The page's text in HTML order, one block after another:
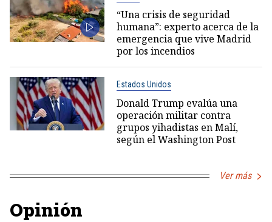
“Una crisis de seguridad
humana”: experto acerca de la
emergencia que vive Madrid
por los incendios
Estados Unidos
Donald Trump evalúa una
operación militar contra
grupos yihadistas en Malí,
según el Washington Post
Ver más
Opinión